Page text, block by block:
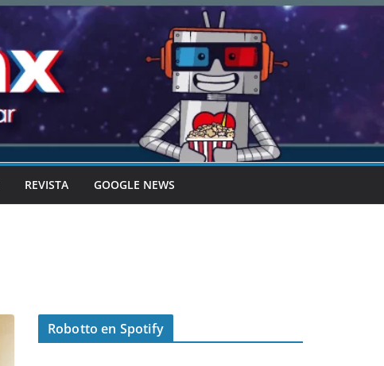
REVISTA GOOGLE NEWS
Robotto en Spotify